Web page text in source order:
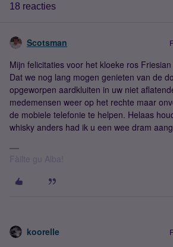
18 reacties
Scotsman
Mijn felicitaties voor het kloeke ros
Dat we nog lang mogen genieten van de
opgeworpen aardkluiten in uw niet
medemensen weer op het rechte maar
de mobiele telefonie te helpen. Helaas
whisky anders had ik u een wee dram
Fàilte gu Alba!
koorelle